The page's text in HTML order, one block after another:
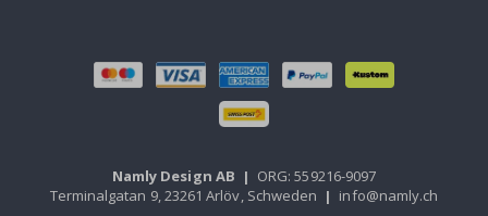
Namly Design AB | ORG: 559216-9097
Terminalgatan 9, 23261 Arlöv, Schweden | info@namly.ch